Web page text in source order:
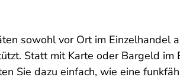
sowohl vor Ort im Einzelhandel
Statt mit Karte oder Bargeld
Sie dazu einfach, wie eine